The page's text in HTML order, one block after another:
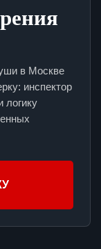
в Москве
инспектор
логику